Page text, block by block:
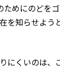
めにのどを
を知らせよ
にくいのは